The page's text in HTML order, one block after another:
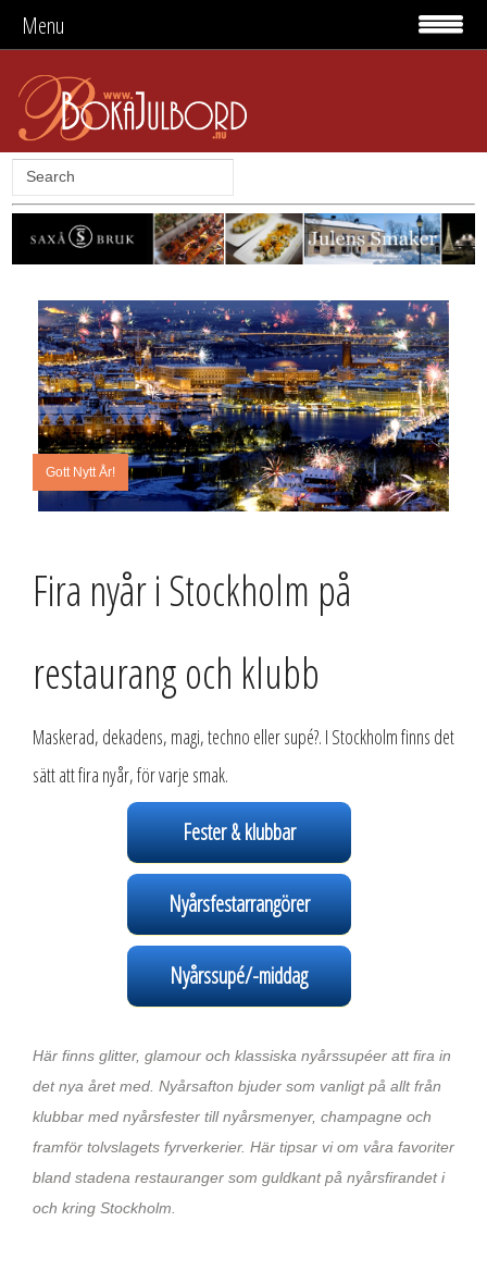
Menu
Gott Nytt År!
Fira nyår i Stockholm på
restaurang och klubb
Maskerad, dekadens, magi, techno eller supé?. I Stockholm finns det
sätt att fira nyår, för varje smak.
Fester & klubbar
Nyårsfestarrangörer
Nyårssupé/-middag
Här finns glitter, glamour och klassiska nyårssupéer att fira in
det nya året med. Nyårsafton bjuder som vanligt på allt från
klubbar med nyårsfester till nyårsmenyer, champagne och
framför tolvslagets fyrverkerier. Här tipsar vi om våra favoriter
bland stadena restauranger som guldkant på nyårsfirandet i
och kring Stockholm.